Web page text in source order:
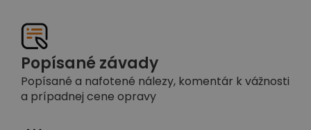
Popísané závady
Popísané a nafotené nálezy, komentár k vážnosti
a prípadnej cene opravy